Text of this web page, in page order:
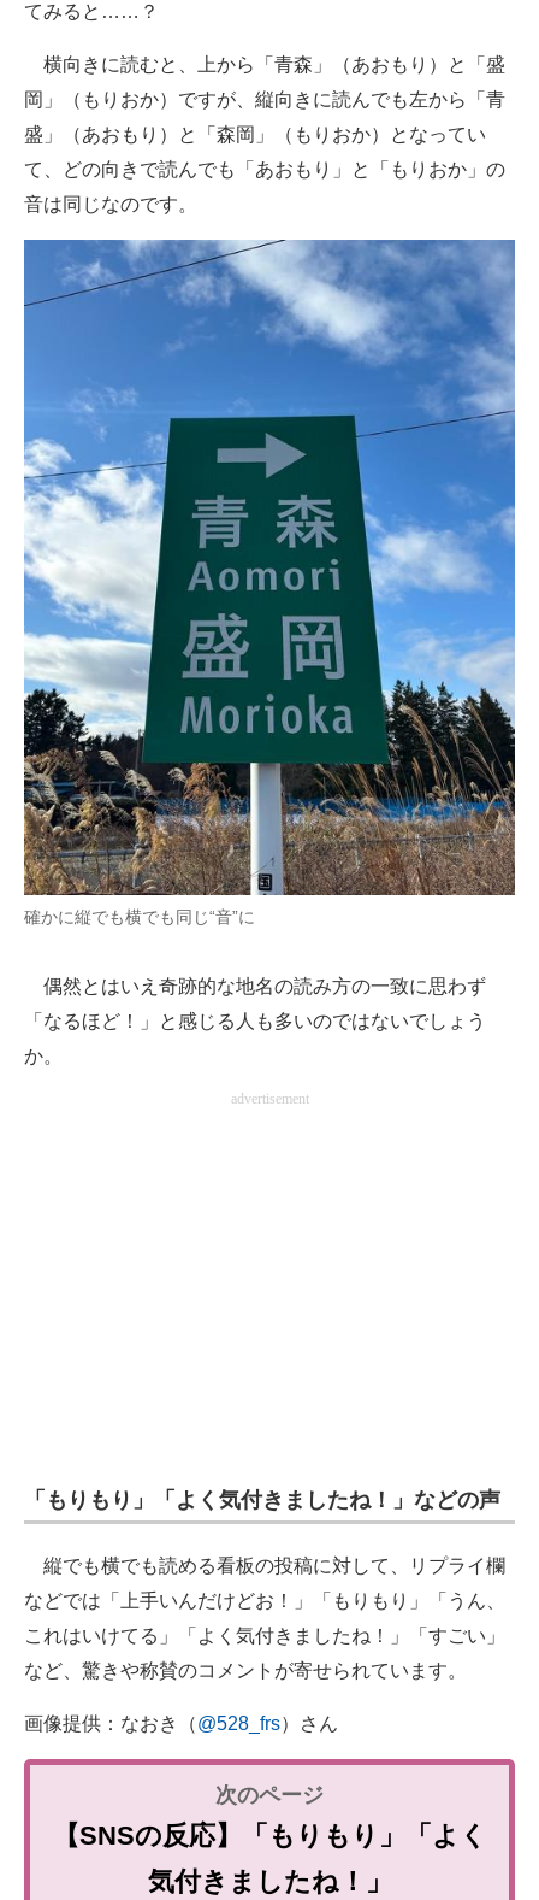
てみると……？
横向きに読むと、上から「青森」（あおもり）と「盛
岡」（もりおか）ですが、縦向きに読んでも左から「青
盛」（あおもり）と「森岡」（もりおか）となってい
て、どの向きで読んでも「あおもり」と「もりおか」の
音は同じなのです。
確かに縦でも横でも同じ“音”に
偶然とはいえ奇跡的な地名の読み方の一致に思わず
「なるほど！」と感じる人も多いのではないでしょう
か。
advertisement
「もりもり」「よく気付きましたね！」などの声
縦でも横でも読める看板の投稿に対して、リプライ欄
などでは「上手いんだけどお！」「もりもり」「うん、
これはいけてる」「よく気付きましたね！」「すごい」
など、驚きや称賛のコメントが寄せられています。
画像提供：なおき（@528_frs）さん
【SNSの反応】「もりもり」「よく
気付きましたね！」